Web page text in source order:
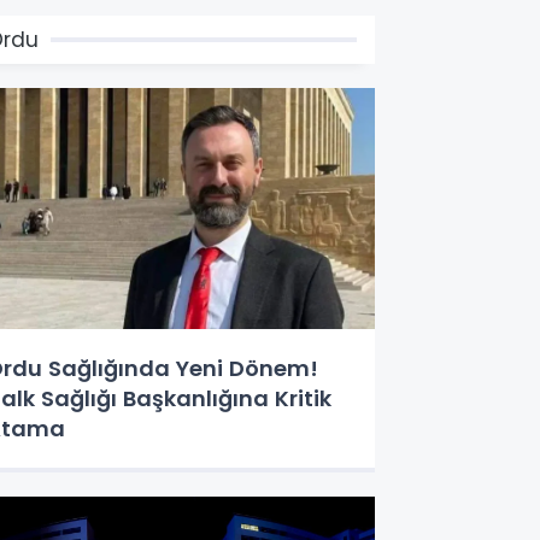
Sağlığında Yeni Dönem!
Sağlığı Başkanlığına Kritik